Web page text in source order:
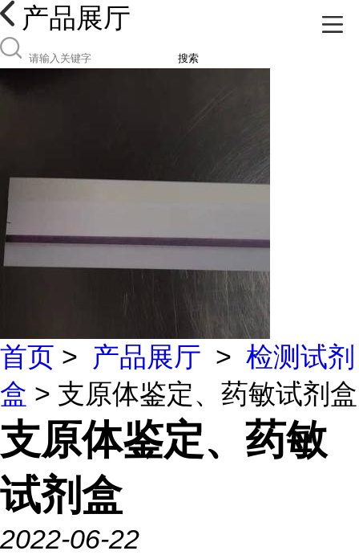
产品展厅
搜索
首页 > 产品展厅 > 检测试剂
盒 > 支原体鉴定、药敏试剂盒
支原体鉴定、药敏
试剂盒
2022-06-22